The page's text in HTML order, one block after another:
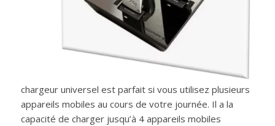
chargeur universel est parfait si vous utilisez plusieurs
appareils mobiles au cours de votre journée. Il a la
capacité de charger jusqu’à 4 appareils mobiles